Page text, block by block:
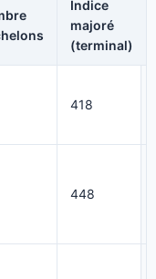
Indice
majoré
(terminal)
418
448